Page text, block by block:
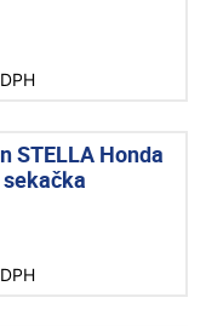
STELLA Honda